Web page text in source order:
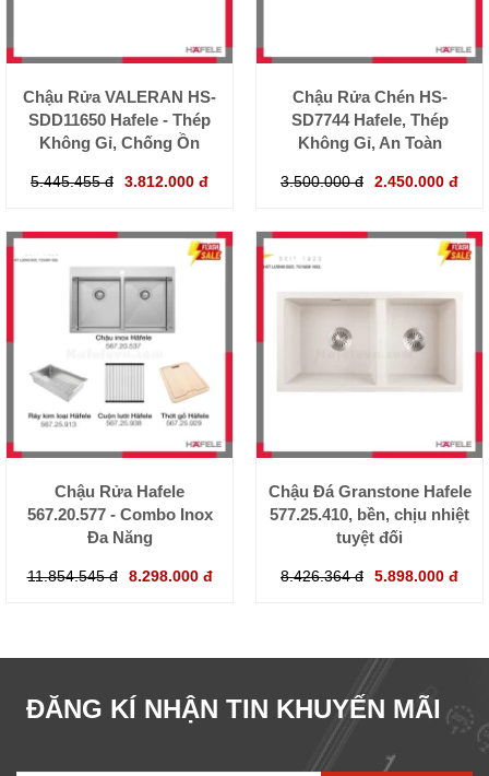
Chậu Rửa VALERAN HS-
SDD11650 Hafele - Thép
Không Gỉ, Chống Ồn
5.445.455 đ 3.812.000 đ
Chậu Rửa Chén HS-
SD7744 Hafele, Thép
Không Gỉ, An Toàn
3.500.000 đ 2.450.000 đ
Chậu Rửa Hafele
567.20.577 - Combo Inox
Đa Năng
11.854.545 đ 8.298.000 đ
Chậu Đá Granstone Hafele
577.25.410, bền, chịu nhiệt
tuyệt đối
8.426.364 đ 5.898.000 đ
ĐĂNG KÍ NHẬN TIN KHUYẾN MÃI